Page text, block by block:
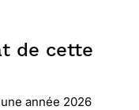
de cette
année 2026